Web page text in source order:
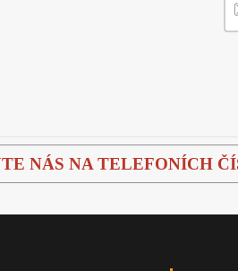
NÁS NA TELEFONÍCH